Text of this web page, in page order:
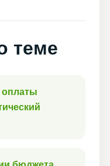
теме
оплаты